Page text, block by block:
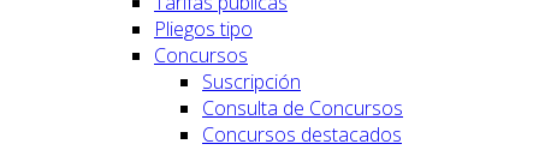
Pliegos tipo
Concursos
Suscripción
Consulta de Concursos
Concursos destacados